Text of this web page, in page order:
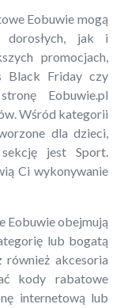
Eobuwie mogą
dorosłych, jak i
promocjach,
Black Friday czy
Eobuwie.pl
Wśród kategorii
dla dzieci,
jest Sport.
Ci wykonywanie
Eobuwie obejmują
lub bogatą
akcesoria
kody rabatowe
internetową lub